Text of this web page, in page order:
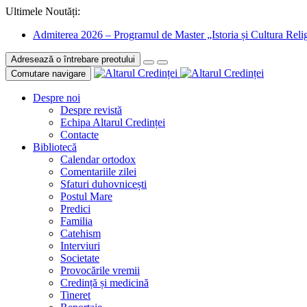
Ultimele Noutăți:
Admiterea 2026 – Programul de Master „Istoria și Cultura
Adresează o întrebare preotului
Comutare navigare
Despre noi
Despre revistă
Echipa Altarul Credinței
Contacte
Bibliotecă
Calendar ortodox
Comentariile zilei
Sfaturi duhovnicești
Postul Mare
Predici
Familia
Catehism
Interviuri
Societate
Provocările vremii
Credință și medicină
Tineret